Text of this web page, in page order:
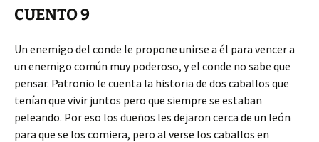
CUENTO 9
Un enemigo del conde le propone unirse a él para vencer a
un enemigo común muy poderoso, y el conde no sabe que
pensar. Patronio le cuenta la historia de dos caballos que
tenían que vivir juntos pero que siempre se estaban
peleando. Por eso los dueños les dejaron cerca de un león
para que se los comiera, pero al verse los caballos en